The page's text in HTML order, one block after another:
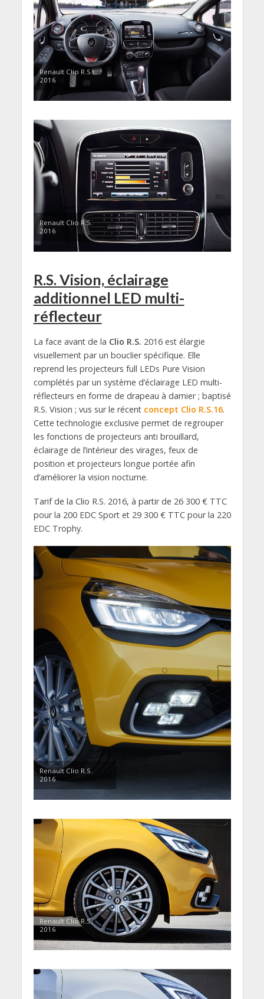
Renault Clio R.S.
2016
Renault Clio R.S.
2016
R.S. Vision, éclairage
additionnel LED multi-
réflecteur
La face avant de la Clio R.S. 2016 est élargie
visuellement par un bouclier spécifique. Elle
reprend les projecteurs full LEDs Pure Vision
complétés par un système d’éclairage LED multi-
réflecteurs en forme de drapeau à damier ; baptisé
R.S. Vision ; vus sur le récent concept Clio R.S.16.
Cette technologie exclusive permet de regrouper
les fonctions de projecteurs anti brouillard,
éclairage de l’intérieur des virages, feux de
position et projecteurs longue portée afin
d’améliorer la vision nocturne.
Tarif de la Clio R.S. 2016, à partir de 26 300 € TTC
pour la 200 EDC Sport et 29 300 € TTC pour la 220
EDC Trophy.
Renault Clio R.S.
2016
Renault Clio R.S.
2016